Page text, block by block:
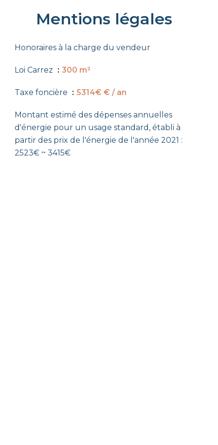
Mentions légales
Honoraires à la charge du vendeur
Loi Carrez 300 m²
Taxe foncière 5314€ € / an
Montant estimé des dépenses annuelles
d'énergie pour un usage standard, établi à
partir des prix de l'énergie de l'année 2021 :
2523€ ~ 3415€